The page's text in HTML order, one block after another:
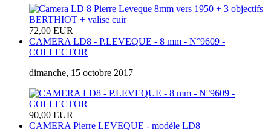
72,00 EUR
CAMERA LD8 - P.LEVEQUE - 8 mm - N°9609 -
COLLECTOR
dimanche, 15 octobre 2017
90,00 EUR
CAMERA Pierre LEVEQUE - modèle LD8